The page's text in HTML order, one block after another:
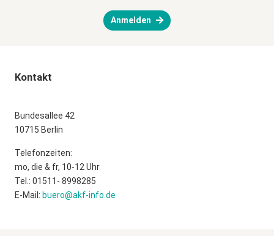
Anmelden
Kontakt
Bundesallee 42
10715 Berlin
Telefonzeiten:
mo, die & fr, 10-12 Uhr
Tel.: 01511- 8998285
E-Mail: buero@akf-info.de